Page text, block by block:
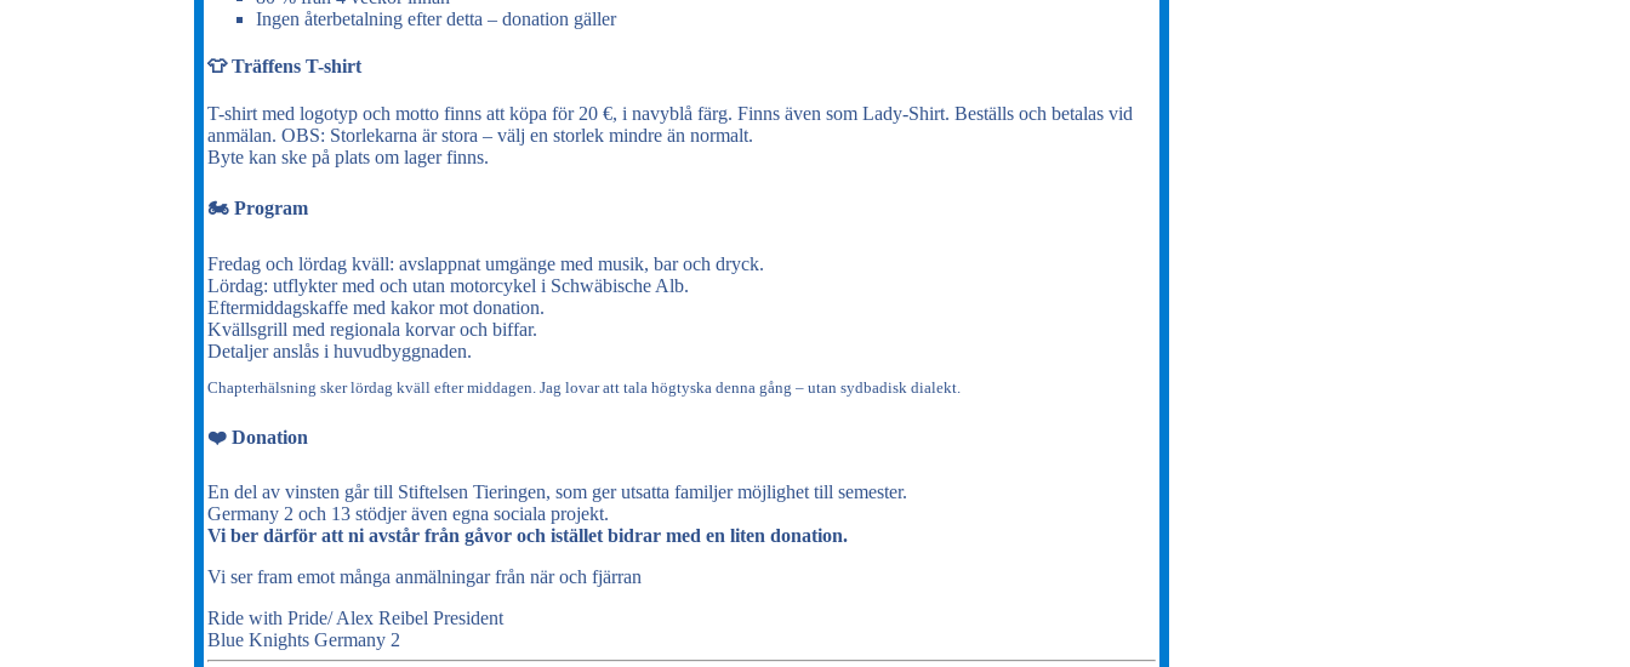
Ingen återbetalning efter detta – donation gäller
👕 Träffens T-shirt
T-shirt med logotyp och motto finns att köpa för 20 €, i navyblå färg. Finns även som Lady-Shirt. Beställs och betalas vid
anmälan. OBS: Storlekarna är stora – välj en storlek mindre än normalt.
Byte kan ske på plats om lager finns.
🏍️ Program
Fredag och lördag kväll: avslappnat umgänge med musik, bar och dryck.
Lördag: utflykter med och utan motorcykel i Schwäbische Alb.
Eftermiddagskaffe med kakor mot donation.
Kvällsgrill med regionala korvar och biffar.
Detaljer anslås i huvudbyggnaden.
Chapterhälsning sker lördag kväll efter middagen. Jag lovar att tala högtyska denna gång – utan sydbadisk dialekt.
❤️ Donation
En del av vinsten går till Stiftelsen Tieringen, som ger utsatta familjer möjlighet till semester.
Germany 2 och 13 stödjer även egna sociala projekt.
Vi ber därför att ni avstår från gåvor och istället bidrar med en liten donation.
Vi ser fram emot många anmälningar från när och fjärran
Ride with Pride/ Alex Reibel President
Blue Knights Germany 2